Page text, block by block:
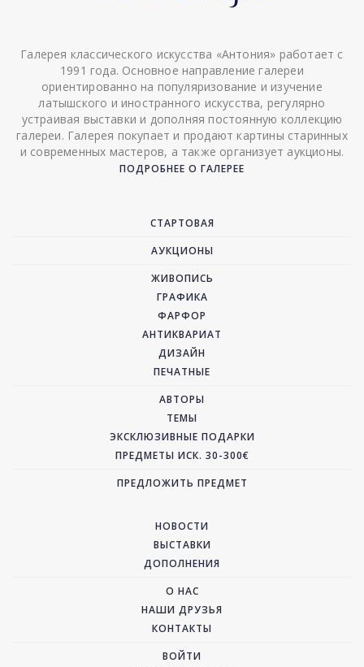
Галерея классического искусства «Антония» работает с
1991 года. Основное направление галереи
ориентированно на популяризование и изучение
латышского и иностранного искусства, регулярно
устраивая выставки и дополняя постоянную коллекцию
галереи. Галерея покупает и продают картины старинных
и современных мастеров, а также организует аукционы.
ПОДРОБНЕЕ О ГАЛЕРЕЕ
СТАРТОВАЯ
АУКЦИОНЫ
ЖИВОПИСЬ
ГРАФИКА
ФАРФОР
АНТИКВАРИАТ
ДИЗАЙН
ПЕЧАТНЫЕ
АВТОРЫ
ТЕМЫ
ЭКСКЛЮЗИВНЫЕ ПОДАРКИ
ПРЕДМЕТЫ ИСК. 30-300€
ПРЕДЛОЖИТЬ ПРЕДМЕТ
НОВОСТИ
ВЫСТАВКИ
ДОПОЛНЕНИЯ
О НАС
НАШИ ДРУЗЬЯ
КОНТАКТЫ
ВОЙТИ